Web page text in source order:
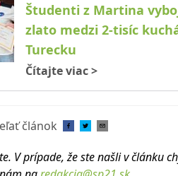
Študenti z Martina
zlato medzi 2-tisíc
Turecku
Čítajte viac>
článok
V prípade, že ste našli v článku